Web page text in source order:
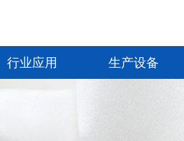
行业应用 生产设备